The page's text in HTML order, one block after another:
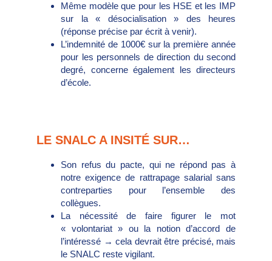
Même modèle que pour les HSE et les IMP
sur la « désocialisation » des heures
(réponse précise par écrit à venir).
L’indemnité de 1000€ sur la première année
pour les personnels de direction du second
degré, concerne également les directeurs
d’école.
LE SNALC A INSITÉ SUR…
Son refus du pacte, qui ne répond pas à
notre exigence de rattrapage salarial sans
contreparties pour l’ensemble des
collègues.
La nécessité de faire figurer le mot
« volontariat » ou la notion d’accord de
l’intéressé → cela devrait être précisé, mais
le SNALC reste vigilant.